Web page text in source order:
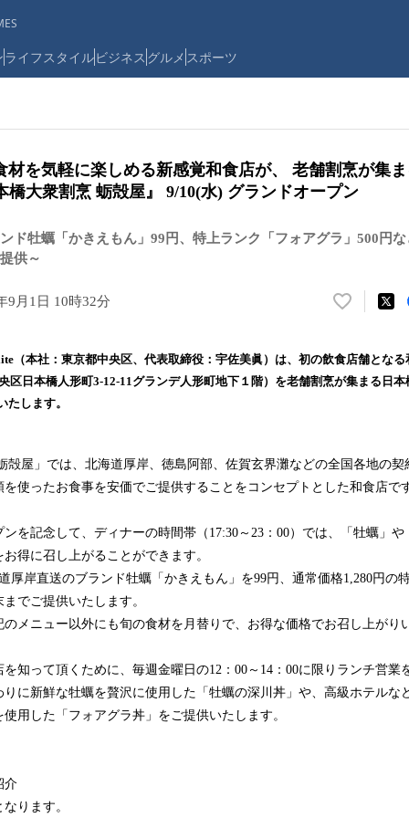
ライフスタイルビジネス グルメ スポーツ
材を気軽に楽しめる新感覚和食店が、 老舗割烹が集
橋大衆割烹 蛎殻屋』 9/10(水) グランドオープン
ド牡蠣「かきえもん」99円、特上ランク「フォアグラ」500円
供～
9月1日 10時32分
い
！
数
込
み
す
本社：東京都中央区、代表取締役：宇佐美眞）は、初の飲食店舗となる
区日本橋人形町3-12-11グランデ人形町地下１階）を老舗割烹が集まる日
たします。
屋」では、北海道厚岸、徳島阿部、佐賀玄界灘などの全国各地の契
使ったお食事を安価でご提供することをコンセプトとした和食店で
を記念して、ディナーの時間帯（17:30～23：00）では、「牡蠣」や
得に召し上がることができます。
厚岸直送のブランド牡蠣「かきえもん」を99円、通常価格1,280円の
でご提供いたします。
メニュー以外にも旬の食材を月替りで、お得な価格でお召し上がり
知って頂くために、毎週金曜日の12：00～14：00に限りランチ営業
に新鮮な牡蠣を贅沢に使用した「牡蠣の深川丼」や、高級ホテルな
用した「フォアグラ丼」をご提供いたします。
介
ります。